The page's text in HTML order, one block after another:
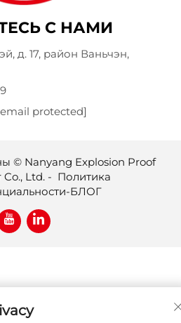
С НАМИ
д. 17, район Ваньчэн,
protected]
© Nanyang Explosion Proof
Ltd. - Политика
-БЛОГ